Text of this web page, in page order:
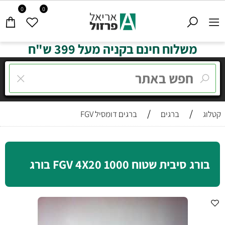
0 0
משלוח חינם בקניה מעל 399 ש"ח
קטלוג / ברגים / ברגים דומסיל FGV
בורג סיבית שטוח FGV 4X20 1000 בורג